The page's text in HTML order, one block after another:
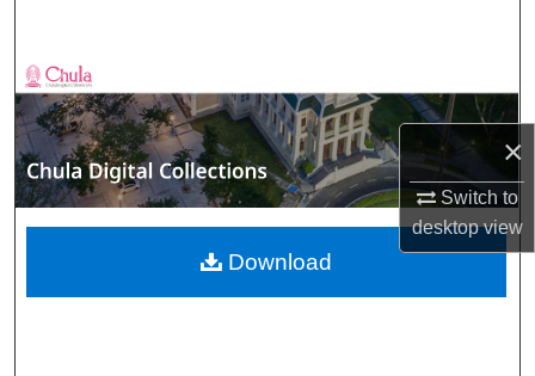
×
Switch to
desktopview
Browse Collections
My Account
About
Digital Commons Network™
Download